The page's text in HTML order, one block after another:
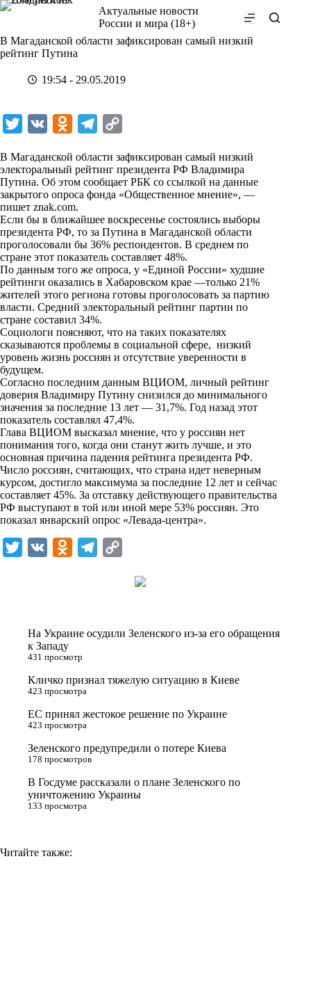
Перейти
Актуальные новости
России и мира (18+)
В Магаданской области зафиксирован самый низкий
рейтинг Путина
19:54 - 29.05.2019
i
t
t
e
r
n
o
k
l
a
s
s
n
i
k
i
l
e
g
r
a
m
p
y
L
i
n
k
В Магаданской области зафиксирован самый низкий
электоральный рейтинг президента РФ Владимира
Путина. Об этом сообщает РБК со ссылкой на данные
закрытого опроса фонда «Общественное мнение», —
пишет znak.com.
Если бы в ближайшее воскресенье состоялись выборы
президента РФ, то за Путина в Магаданской области
проголосовали бы 36% респондентов. В среднем по
стране этот показатель составляет 48%.
По данным того же опроса, у «Единой России» худшие
рейтинги оказались в Хабаровском крае —только 21%
жителей этого региона готовы проголосовать за партию
власти. Средний электоральный рейтинг партии по
стране составил 34%.
Социологи поясняют, что на таких показателях
сказываются проблемы в социальной сфере, низкий
уровень жизнь россиян и отсутствие уверенности в
будущем.
Согласно последним данным ВЦИОМ, личный рейтинг
доверия Владимиру Путину снизился до минимального
значения за последние 13 лет — 31,7%. Год назад этот
показатель составлял 47,4%.
Глава ВЦИОМ высказал мнение, что у россиян нет
понимания того, когда они станут жить лучше, и это
основная причина падения рейтинга президента РФ.
Число россиян, считающих, что страна идет неверным
курсом, достигло максимума за последние 12 лет и сейчас
составляет 45%. За отставку действующего правительства
РФ выступают в той или иной мере 53% россиян. Это
показал январский опрос «Левада-центра».
a
s
n
k
i
m
k
На Украине осудили Зеленского из-за его обращения
к Западу
431 просмотр
Кличко признал тяжелую ситуацию в Киеве
423 просмотра
ЕС принял жестокое решение по Украине
423 просмотра
Зеленского предупредили о потере Киева
178 просмотров
В Госдуме рассказали о плане Зеленского по
уничтожению Украины
133 просмотра
Читайте также: